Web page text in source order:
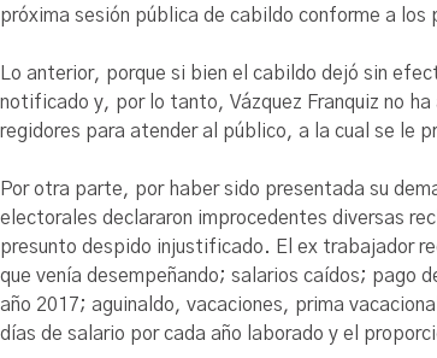
próxima sesión pública de cabildo conforme a los
Lo anterior, porque si bien el cabildo dejó sin
notificado y, por lo tanto, Vázquez Franquiz no
regidores para atender al público, a la cual se le
Por otra parte, por haber sido presentada su
electorales declararon improcedentes diversas
presunto despido injustificado. El ex trabajador
que venía desempeñando; salarios caídos; pago
año 2017; aguinaldo, vacaciones, prima
días de salario por cada año laborado y el